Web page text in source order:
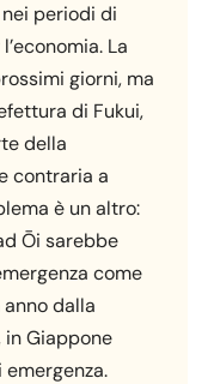
periodi di
La
giorni, ma
di Fukui,
della
contraria a
è un altro:
Ōi sarebbe
come
dalla
in Giappone